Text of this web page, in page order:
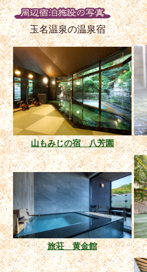
玉名温泉の温泉宿
山もみじの宿 八芳園
旅荘 黄金館